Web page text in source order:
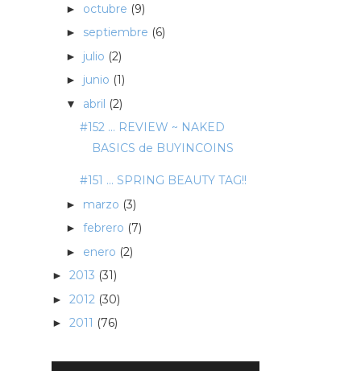
► octubre (9)
► septiembre (6)
► julio (2)
► junio (1)
▼ abril (2)
#152 ... REVIEW ~ NAKED
BASICS de BUYINCOINS
#151 ... SPRING BEAUTY TAG!!
► marzo (3)
► febrero (7)
► enero (2)
► 2013 (31)
► 2012 (30)
► 2011 (76)